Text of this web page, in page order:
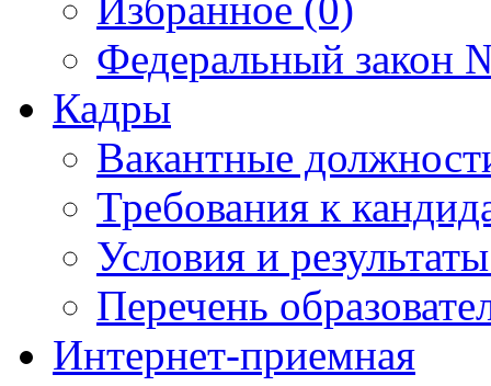
Федеральный закон
Кадры
Вакантные
Требования к
Условия и
Перечень
Интернет-приемная